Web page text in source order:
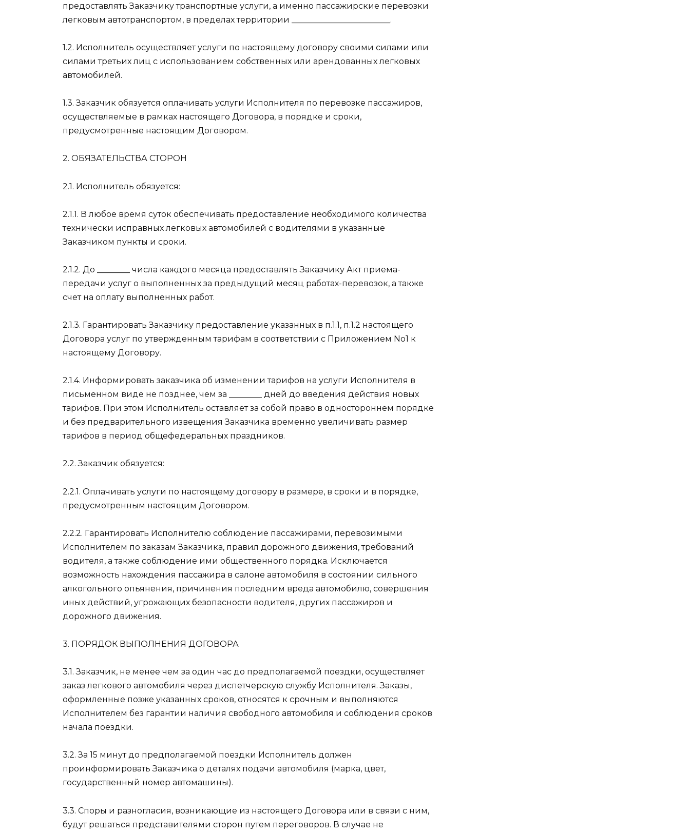
предоставлять Заказчику транспортные услуги, а именно пассажирские перевозки
легковым автотранспортом, в пределах территории ________________________.
1.2. Исполнитель осуществляет услуги по настоящему договору своими силами или
силами третьих лиц с использованием собственных или арендованных легковых
автомобилей.
1.3. Заказчик обязуется оплачивать услуги Исполнителя по перевозке пассажиров,
осуществляемые в рамках настоящего Договора, в порядке и сроки,
предусмотренные настоящим Договором.
2. ОБЯЗАТЕЛЬСТВА СТОРОН
2.1. Исполнитель обязуется:
2.1.1. В любое время суток обеспечивать предоставление необходимого количества
технически исправных легковых автомобилей с водителями в указанные
Заказчиком пункты и сроки.
2.1.2. До ________ числа каждого месяца предоставлять Заказчику Акт приема-
передачи услуг о выполненных за предыдущий месяц работах-перевозок, а также
счет на оплату выполненных работ.
2.1.3. Гарантировать Заказчику предоставление указанных в п.1.1, п.1.2 настоящего
Договора услуг по утвержденным тарифам в соответствии с Приложением No1 к
настоящему Договору.
2.1.4. Информировать заказчика об изменении тарифов на услуги Исполнителя в
письменном виде не позднее, чем за ________ дней до введения действия новых
тарифов. При этом Исполнитель оставляет за собой право в одностороннем порядке
и без предварительного извещения Заказчика временно увеличивать размер
тарифов в период общефедеральных праздников.
2.2. Заказчик обязуется:
2.2.1. Оплачивать услуги по настоящему договору в размере, в сроки и в порядке,
предусмотренным настоящим Договором.
2.2.2. Гарантировать Исполнителю соблюдение пассажирами, перевозимыми
Исполнителем по заказам Заказчика, правил дорожного движения, требований
водителя, а также соблюдение ими общественного порядка. Исключается
возможность нахождения пассажира в салоне автомобиля в состоянии сильного
алкогольного опьянения, причинения последним вреда автомобилю, совершения
иных действий, угрожающих безопасности водителя, других пассажиров и
дорожного движения.
3. ПОРЯДОК ВЫПОЛНЕНИЯ ДОГОВОРА
3.1. Заказчик, не менее чем за один час до предполагаемой поездки, осуществляет
заказ легкового автомобиля через диспетчерскую службу Исполнителя. Заказы,
оформленные позже указанных сроков, относятся к срочным и выполняются
Исполнителем без гарантии наличия свободного автомобиля и соблюдения сроков
начала поездки.
3.2. За 15 минут до предполагаемой поездки Исполнитель должен
проинформировать Заказчика о деталях подачи автомобиля (марка, цвет,
государственный номер автомашины).
3.3. Споры и разногласия, возникающие из настоящего Договора или в связи с ним,
будут решаться представителями сторон путем переговоров. В случае не